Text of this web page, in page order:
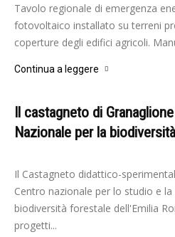
Tavolo regionale di emergenza
fotovoltaico installato su terreni
coperture degli edifici agricoli.
Continua a leggere
Il castagneto di
Nazionale per la
Redazione - 7 Ottobre 2022
Il Castagneto didattico-
Centro nazionale per lo studio e
biodiversità forestale dell'Emilia
progetti...